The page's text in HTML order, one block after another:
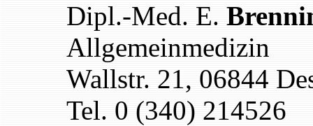
Dipl.-Med. E.
Allgemeinmedizin
Wallstr. 21, 06844
Tel. 0 (340) 214526